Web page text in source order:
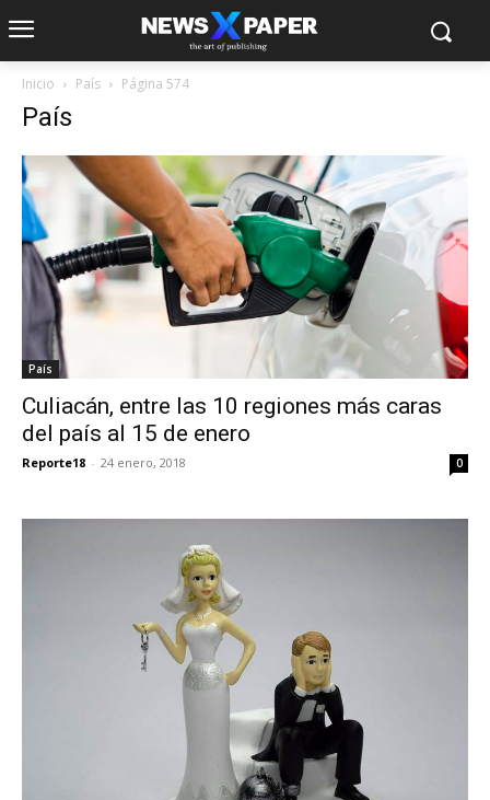
Inicio País Página 574
País
País
Culiacán, entre las 10 regiones más caras
del país al 15 de enero
Reporte18 - 24 enero, 2018 0